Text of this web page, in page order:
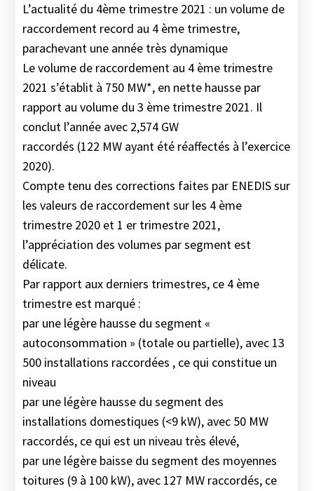
L’actualité du 4ème trimestre 2021 : un volume de
raccordement record au 4 ème trimestre,
parachevant une année très dynamique
Le volume de raccordement au 4 ème trimestre
2021 s’établit à 750 MW*, en nette hausse par
rapport au volume du 3 ème trimestre 2021. Il
conclut l’année avec 2,574 GW
raccordés (122 MW ayant été réaffectés à l’exercice
2020).
Compte tenu des corrections faites par ENEDIS sur
les valeurs de raccordement sur les 4 ème
trimestre 2020 et 1 er trimestre 2021,
l’appréciation des volumes par segment est
délicate.
Par rapport aux derniers trimestres, ce 4 ème
trimestre est marqué :
par une légère hausse du segment «
autoconsommation » (totale ou partielle), avec 13
500 installations raccordées , ce qui constitue un
niveau
par une légère hausse du segment des
installations domestiques (<9 kW), avec 50 MW
raccordés, ce qui est un niveau très élevé,
par une légère baisse du segment des moyennes
toitures (9 à 100 kW), avec 127 MW raccordés, ce